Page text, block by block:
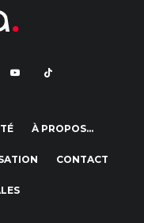
À PROPOS…
CONTACT